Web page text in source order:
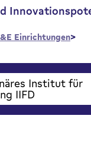
Einrichtungen
Institut für
IIFD